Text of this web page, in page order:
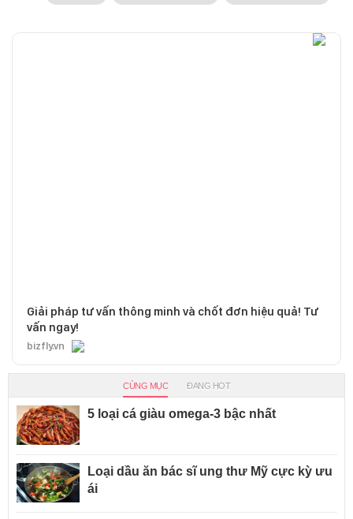
Giải pháp tư vấn thông minh và chốt đơn hiệu quả! Tư
vấn ngay!
bizfly.vn
CÙNG MỤC ĐANG HOT
5 loại cá giàu omega-3 bậc nhất
Loại dầu ăn bác sĩ ung thư Mỹ cực kỳ ưu
ái